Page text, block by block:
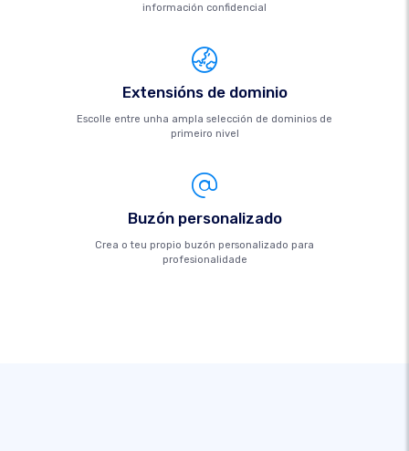
información confidencial
Extensións de dominio
Escolle entre unha ampla selección de dominios de
primeiro nivel
Buzón personalizado
Crea o teu propio buzón personalizado para
profesionalidade